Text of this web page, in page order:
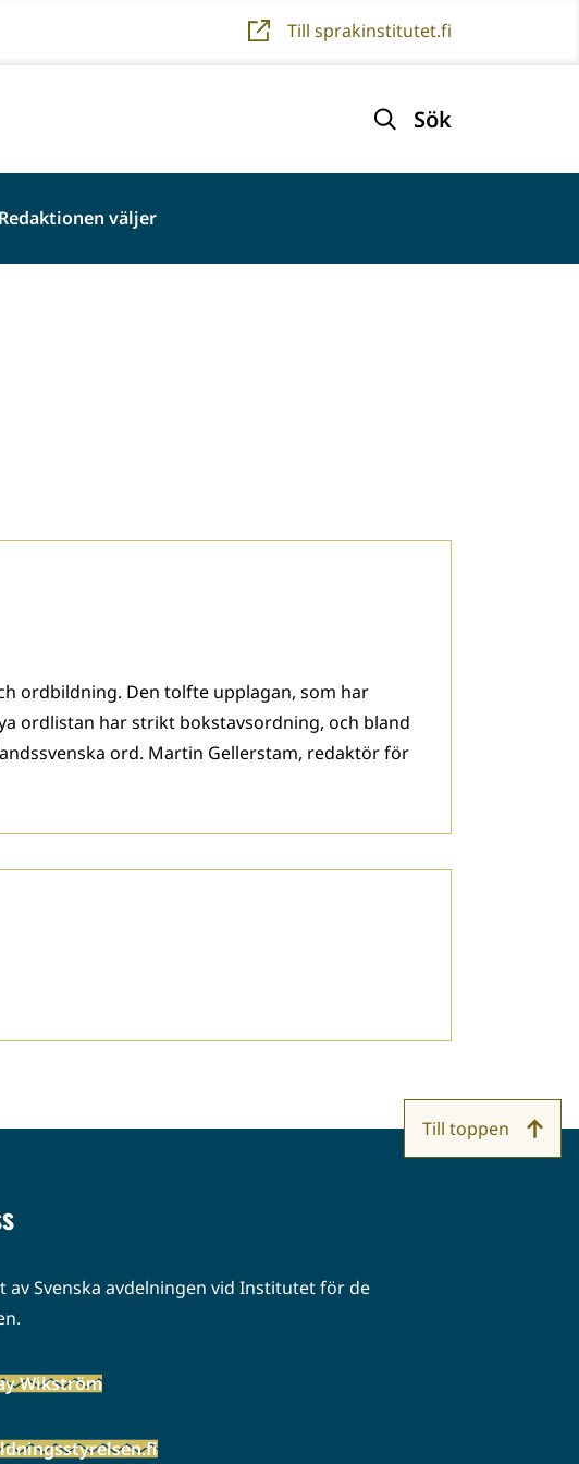
Till sprakinstitutet.fi
Sök
Redaktionen väljer
ordbildning. Den tolfte upplagan, som har
ordlistan har strikt bokstavsordning, och bland
ord. Martin Gellerstam, redaktör för
av Svenska avdelningen vid Institutet för de
Wikström
Till toppen